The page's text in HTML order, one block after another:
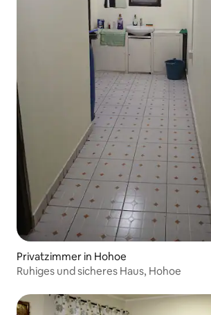
Privatzimmer in Hohoe
Ruhiges und sicheres Haus, Hohoe